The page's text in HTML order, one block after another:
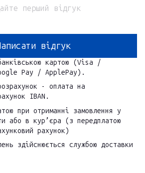
перший відгук
відгук
картою (Visa /
Pay / ApplePay).
- оплата на
IBAN.
при отриманні замовлення у
або в кур’єра (з передплатою
рахунок)
здійснюється службою доставки